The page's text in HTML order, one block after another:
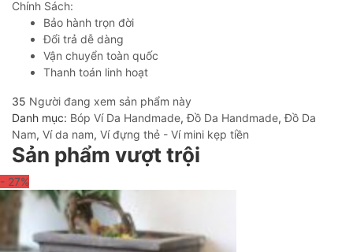
Chính Sách:
Bảo hành trọn đời
Đổi trả dễ dàng
Vận chuyển toàn quốc
Thanh toán linh hoạt
35 Người đang xem sản phẩm này
Danh mục: Bóp Ví Da Handmade,Đồ Da Handmade,Đồ Da
Nam, Ví da nam, Ví đựng thẻ - Ví mini kẹp tiền
Sản phẩm vượt trội
- 27%